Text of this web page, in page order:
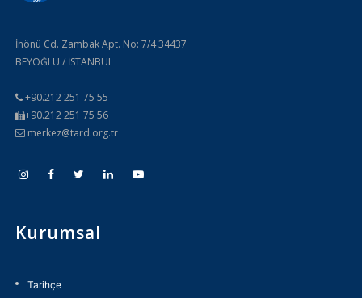
İnönü Cd. Zambak Apt. No: 7/4 34437
BEYOĞLU / İSTANBUL
+90.212 251 75 55
+90.212 251 75 56
merkez@tard.org.tr
Kurumsal
Tarihçe